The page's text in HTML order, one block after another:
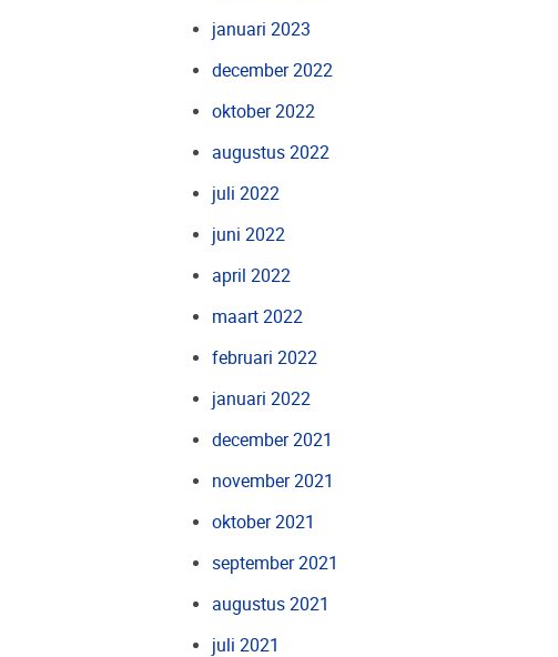
januari 2023
december 2022
oktober 2022
augustus 2022
juli 2022
juni 2022
april 2022
maart 2022
februari 2022
januari 2022
december 2021
november 2021
oktober 2021
september 2021
augustus 2021
juli 2021